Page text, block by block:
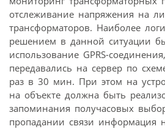
отслеживание напряжения на
трансформаторов. Наиболее
решением в данной ситуации
использование GPRS-
передавались на сервер по
раз в 30 мин. При этом на
на объекте должна быть
запоминания получасовых
пропадании связи информация